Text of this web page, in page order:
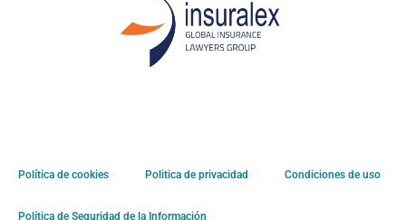
Política de cookies Politica de privacidad Condiciones de uso
Política de Seguridad de la Información